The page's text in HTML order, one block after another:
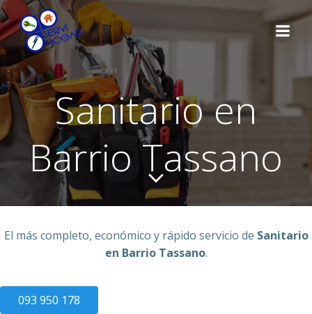
contenido
Sanitario en
Barrio Tassano
El más completo, económico y rápido servicio de Sanitario
en Barrio Tassano.
093 950 178